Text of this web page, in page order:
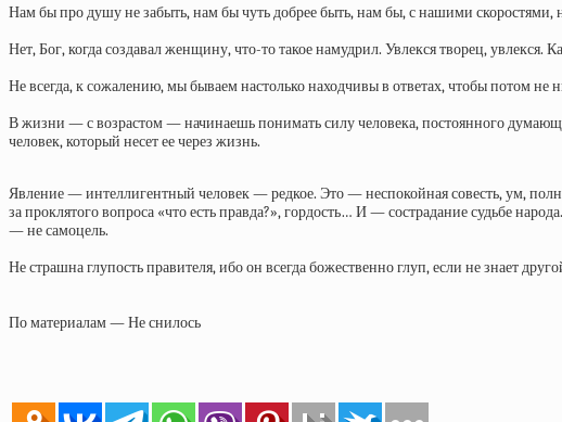
Нам бы про душу не забыть, нам бы чуть добрее быть, нам бы, с нашими скоростями,
Нет, Бог, когда создавал женщину, что-то такое намудрил. Увлекся творец, увлекся.
Не всегда, к сожалению, мы бываем настолько находчивы в ответах, чтобы потом не
В жизни — с возрастом — начинаешь понимать силу человека, постоянного
человек, который несет ее через жизнь.
Явление — интеллигентный человек — редкое. Это — неспокойная совесть, ум,
за проклятого вопроса «что есть правда?», гордость… И — сострадание судьбе
— не самоцель.
Не страшна глупость правителя, ибо он всегда божественно глуп, если не знает
По материалам — Не снилось